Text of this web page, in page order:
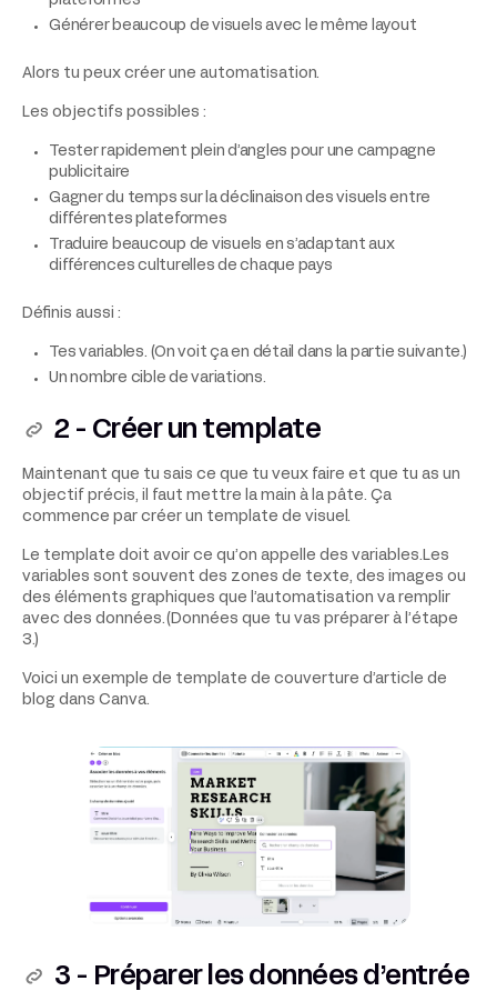
Générer beaucoup de visuels avec le même layout
Alors tu peux créer une automatisation.
Les objectifs possibles :
Tester rapidement plein d’angles pour une campagne
publicitaire
Gagner du temps sur la déclinaison des visuels entre
différentes plateformes
Traduire beaucoup de visuels en s’adaptant aux
différences culturelles de chaque pays
Définis aussi :
Tes variables. (On voit ça en détail dans la partie suivante.)
Un nombre cible de variations.
2 - Créer un template
Maintenant que tu sais ce que tu veux faire et que tu as un
objectif précis, il faut mettre la main à la pâte. Ça
commence par créer un template de visuel.
Le template doit avoir ce qu’on appelle des variables.Les
variables sont souvent des zones de texte, des images ou
des éléments graphiques que l’automatisation va remplir
avec des données.(Données que tu vas préparer à l’étape
3.)
Voici un exemple de template de couverture d’article de
blog dans Canva.
3 - Préparer les données d’entrée